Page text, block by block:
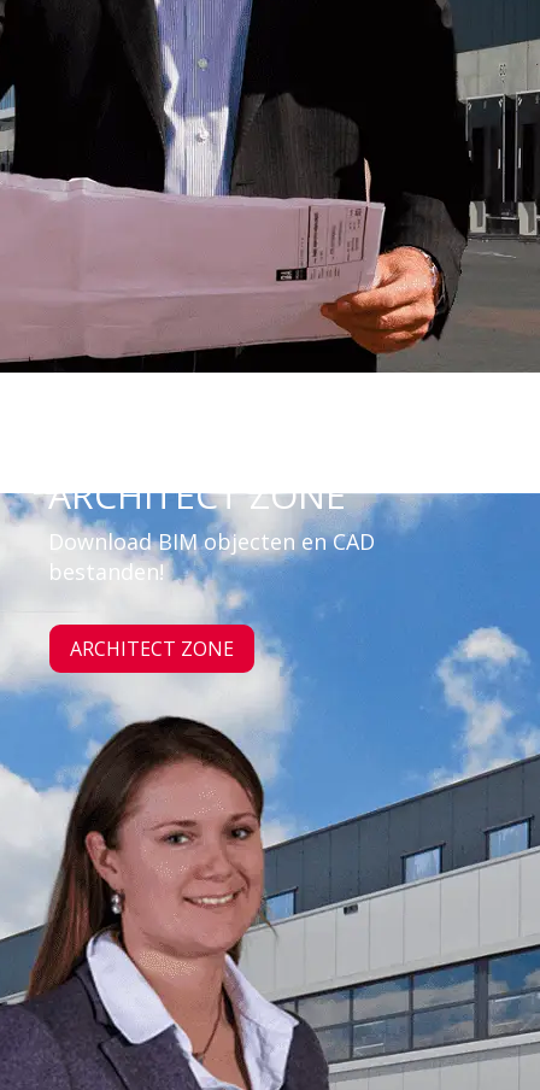
ARCHITECT ZONE
Download BIM objecten en CAD
bestanden!
ARCHITECT ZONE